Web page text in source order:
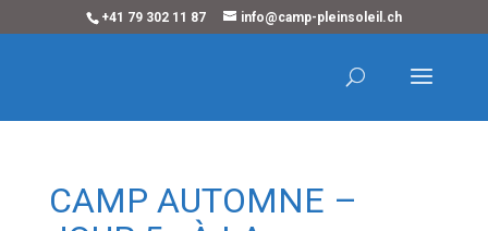
+41 79 302 11 87 info@camp-pleinsoleil.ch
CAMP AUTOMNE –